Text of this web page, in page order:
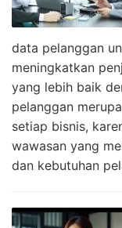
data pelanggan
meningkatkan
yang lebih baik
pelanggan
setiap bisnis,
wawasan yang
dan kebutuhan